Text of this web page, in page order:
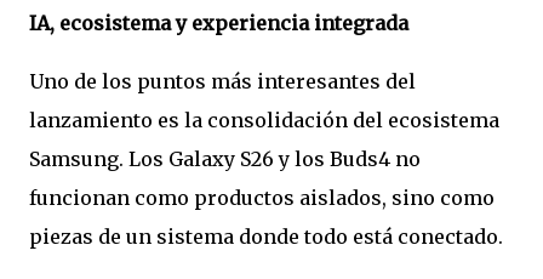
IA, ecosistema y experiencia integrada
Uno de los puntos más interesantes del
lanzamiento es la consolidación del ecosistema
Samsung. Los Galaxy S26 y los Buds4 no
funcionan como productos aislados, sino como
piezas de un sistema donde todo está conectado.